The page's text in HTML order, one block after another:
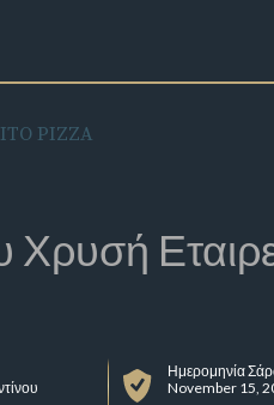
PIZZA
Χρυσή
Ημερομηνία
November 15,